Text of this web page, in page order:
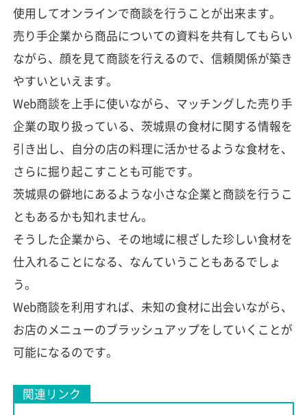
使用してオンラインで商談を行うことが出来ます。
売り手企業から商品についての資料を共有してもらい
ながら、顔を見て商談を行えるので、信頼関係が築き
やすいといえます。
Web商談を上手に使いながら、マッチングした売り手
企業の取り扱っている、茨城県の食材に関する情報を
引き出し、自分の店の料理に活かせるような食材を、
さらに掘り起こすことも可能です。
茨城県の僻地にあるような小さな企業と商談を行うこ
ともあるかも知れません。
そうした企業から、その地域に根ざした珍しい食材を
仕入れることになる、なんていうこともあるでしょ
う。
Web商談を利用すれば、未知の食材に出会いながら、
お店のメニューのブラッシュアップをしていくことが
可能になるのです。
関連リンク